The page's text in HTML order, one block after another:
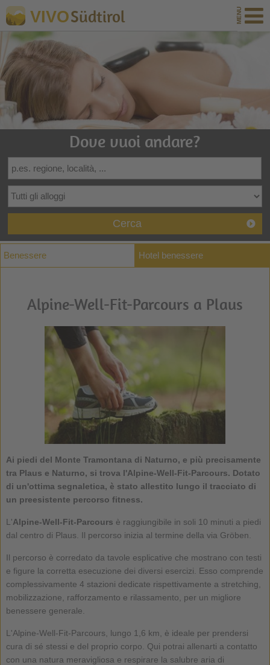
VIVOSüdtirol
Dove vuoi andare?
Cerca
Benessere Hotel benessere
Alpine-Well-Fit-Parcours a Plaus
Ai piedi del Monte Tramontana di Naturno, e più precisamente
tra Plaus e Naturno, si trova l'Alpine-Well-Fit-Parcours. Dotato
di un'ottima segnaletica, è stato allestito lungo il tracciato di
un preesistente percorso fitness.
L'Alpine-Well-Fit-Parcours è raggiungibile in soli 10 minuti a piedi
dal centro di Plaus. Il percorso inizia al termine della via Gröben.
Il percorso è corredato da tavole esplicative che mostrano con testi
e figure la corretta esecuzione dei diversi esercizi. Esso comprende
complessivamente 4 stazioni dedicate rispettivamente a stretching,
mobilizzazione, rafforzamento e rilassamento, per un migliore
benessere generale.
L'Alpine-Well-Fit-Parcours, lungo 1,6 km, è ideale per prendersi
cura di sé stessi e del proprio corpo. Qui potrai allenarti a contatto
con una natura meravigliosa e respirare la salubre aria di